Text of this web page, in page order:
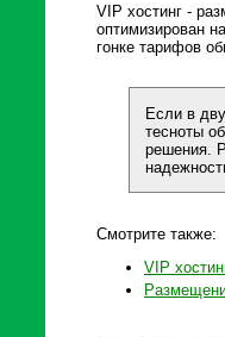
VIP хостинг -
оптимизирован
гонке тарифов
Если в
тесноты
решения.
Смотрите также:
VIP